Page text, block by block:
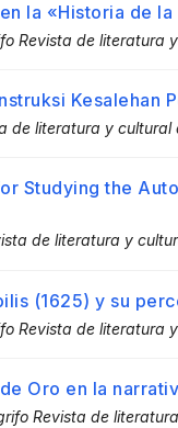
la «Historia de
Revista de literatura
Kesalehan
de literatura y cultural
Studying the
de literatura y
(1625) y su
Revista de literatura
Oro en la
Revista de